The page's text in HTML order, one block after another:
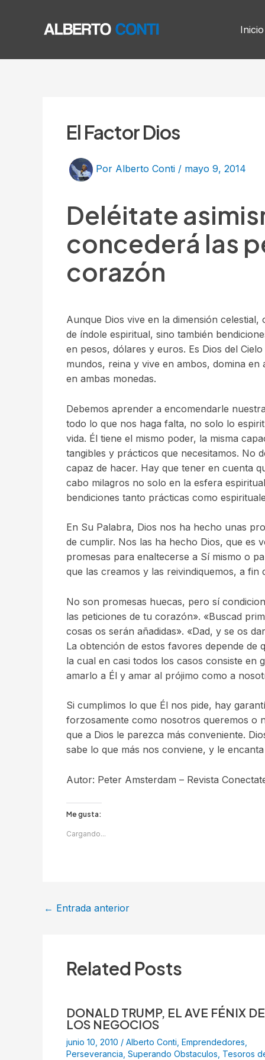
Inicio
El Factor Dios
Por Alberto Conti / mayo 9, 2014
Deléitate
concederá las
corazón
Aunque Dios vive en la dimensión
de índole espiritual, sino también
en pesos, dólares y euros. Es Dios del
mundos, reina y vive en ambos, domina
en ambas monedas.
Debemos aprender a encomendarle
todo lo que nos haga falta, no solo lo
vida. Él tiene el mismo poder, la misma
tangibles y prácticos que necesitamos. No
capaz de hacer. Hay que tener en cuenta
cabo milagros no solo en la esfera
bendiciones tanto prácticas como
En Su Palabra, Dios nos ha hecho unas
de cumplir. Nos las ha hecho Dios, que es
promesas para enaltecerse a Sí mismo o
que las creamos y las reivindiquemos, a
No son promesas huecas, pero sí
las peticiones de tu corazón». «Buscad
cosas os serán añadidas». «Dad, y se os
La obtención de estos favores depende
la cual en casi todos los casos consiste en
amarlo a Él y amar al prójimo como a
Si cumplimos lo que Él nos pide, hay
forzosamente como nosotros queremos o
que a Dios le parezca más conveniente.
sabe lo que más nos conviene, y le
Autor: Peter Amsterdam – Revista
Me gusta:
Cargando...
navigation
← Entrada anterior
Related Posts
DONALD TRUMP, EL AVE FÉNIX DE
LOS NEGOCIOS
junio 10, 2010 / Alberto Conti Emprendedores
Perseverancia Superando Obstaculos Tesoros